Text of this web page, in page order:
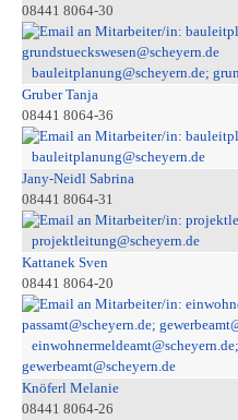
08441 8064-30
bauleitplanung@scheyern.de;
Gruber Tanja
08441 8064-36
bauleitplanung@scheyern.de
Jany-Neidl Sabrina
08441 8064-31
projektleitung@scheyern.de
Kattanek Sven
08441 8064-20
gewerbeamt@scheyern.de
Knöferl Melanie
08441 8064-26